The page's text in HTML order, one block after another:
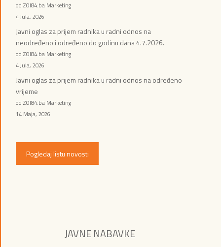
od ZOI84.ba Marketing
4 Jula, 2026
Javni oglas za prijem radnika u radni odnos na
neodređeno i određeno do godinu dana 4.7.2026.
od ZOI84.ba Marketing
4 Jula, 2026
Javni oglas za prijem radnika u radni odnos na određeno
vrijeme
od ZOI84.ba Marketing
14 Maja, 2026
Pogledaj listu novosti
JAVNE NABAVKE